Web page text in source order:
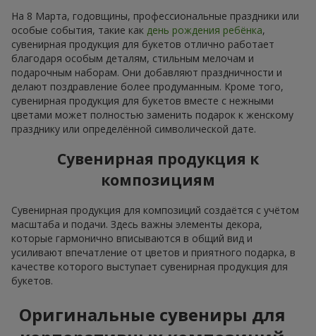
На 8 Марта, годовщины, профессиональные праздники или
особые события, такие как день рождения ребёнка,
сувенирная продукция для букетов отлично работает
благодаря особым деталям, стильным мелочам и
подарочным наборам. Они добавляют праздничности и
делают поздравление более продуманным. Кроме того,
сувенирная продукция для букетов вместе с нежными
цветами может полностью заменить подарок к женскому
празднику или определённой символической дате.
Сувенирная продукция к
композициям
Сувенирная продукция для композиций создаётся с учётом
масштаба и подачи. Здесь важны элементы декора,
которые гармонично вписываются в общий вид и
усиливают впечатление от цветов и приятного подарка, в
качестве которого выступает сувенирная продукция для
букетов.
Оригинальные сувениры для